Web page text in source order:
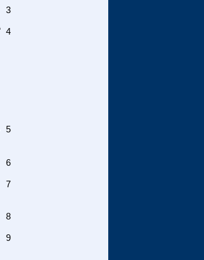
3
4
5
6
7
8
9